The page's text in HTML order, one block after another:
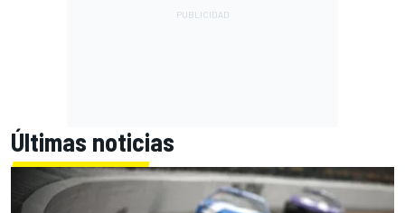
Últimas noticias